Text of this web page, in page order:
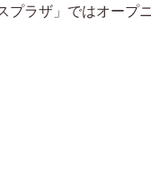
プラザ」ではオープ